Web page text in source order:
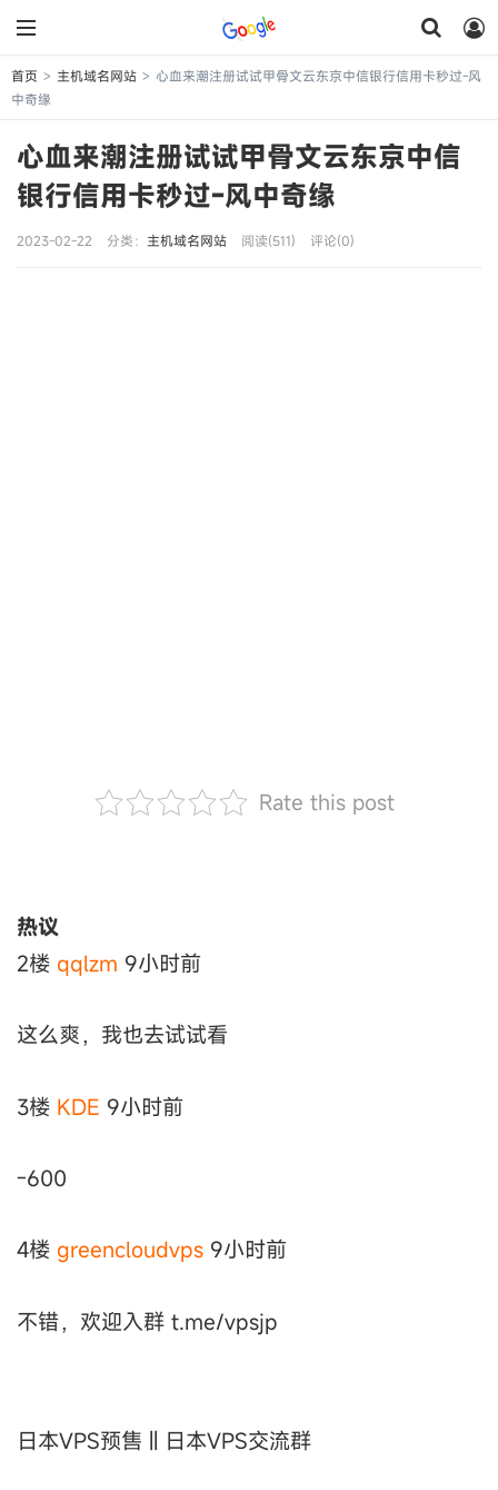
首页 > 主机域名网站 > 心血来潮注册试试甲骨文云东京中信银行信用卡秒过-风
中奇缘
心血来潮注册试试甲骨文云东京中信
银行信用卡秒过-风中奇缘
2023-02-22 分类： 主机域名网站 阅读(511) 评论(0)
Rate this post
热议
2楼 qqlzm 9小时前
这么爽，我也去试试看
3楼 KDE 9小时前
-600
4楼 greencloudvps 9小时前
不错，欢迎入群 t.me/vpsjp
日本VPS预售 || 日本VPS交流群